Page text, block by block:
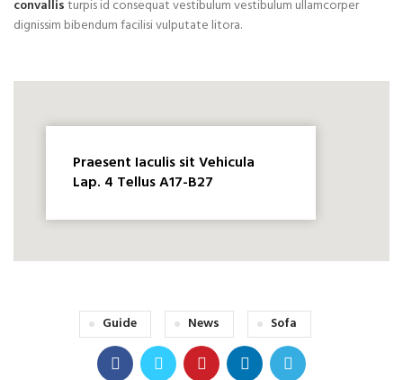
convallisturpis id consequat vestibulum vestibulum ullamcorper
dignissim bibendum facilisi vulputate litora.
Praesent Iaculis sit Vehicula
Lap. 4 Tellus A17-B27
Guide News Sofa